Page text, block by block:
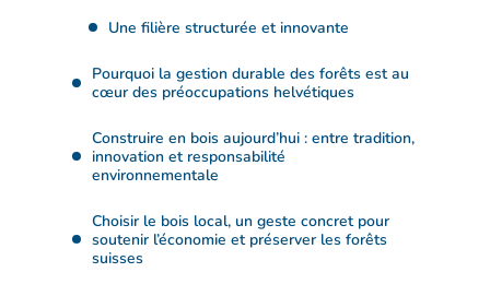
Une filière structurée et innovante
Pourquoi la gestion durable des forêts est au
cœur des préoccupations helvétiques
Construire en bois aujourd’hui : entre tradition,
innovation et responsabilité
environnementale
Choisir le bois local, un geste concret pour
soutenir l’économie et préserver les forêts
suisses